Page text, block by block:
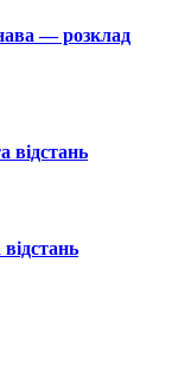
— розклад
відстань